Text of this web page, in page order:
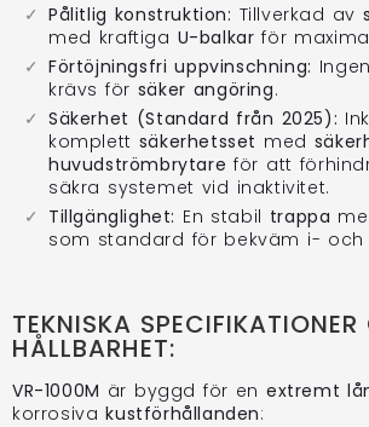
Pålitlig konstruktion: Tillverkad av
med kraftiga U-balkar för
Förtöjningsfri uppvinschning:
krävs för säker angöring.
Säkerhet (Standard från 2025):
komplett säkerhetsset med
huvudströmbrytare för att
säkra systemet vid inaktivitet.
Tillgänglighet: En stabil trappa
som standard för bekväm i- och
TEKNISKA SPECIFIKATIONER
HÅLLBARHET:
VR-1000M är byggd för enextremt
korrosivakustförhållanden: